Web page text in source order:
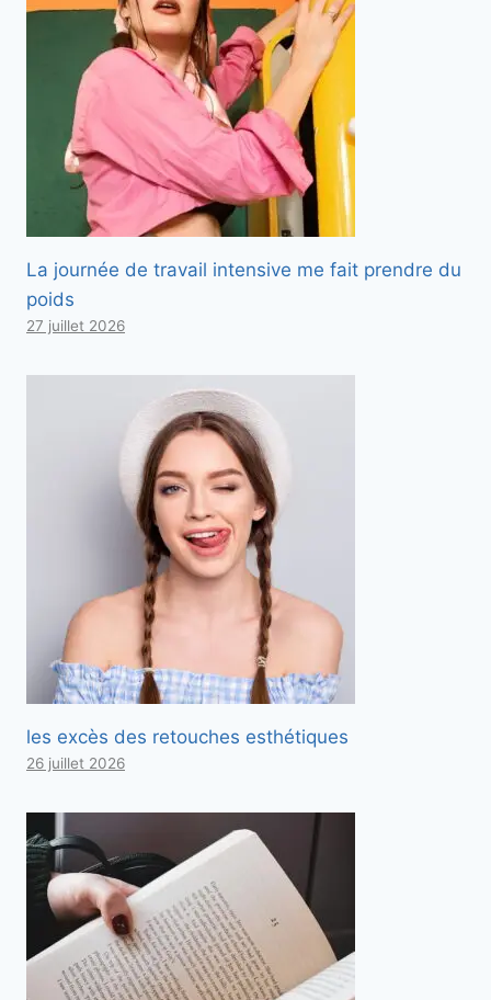
La journée de travail intensive me fait prendre du
poids
27 juillet 2026
les excès des retouches esthétiques
26 juillet 2026